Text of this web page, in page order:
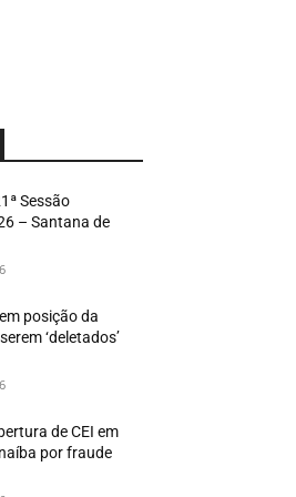
Sessão
– Santana de
posição da
‘deletados’
de CEI em
por fraude